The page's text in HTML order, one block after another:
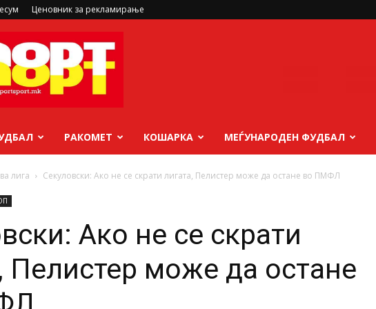
Ценовник за рекламирање
РАКОМЕТ КОШАРКА МЕЃУНАРОДЕН ФУДБАЛ
лига Секуловски: Ако не се скрати лигата, Пелистер може да остане во ПМФЛ
Ако не се скрати
Пелистер може да остане